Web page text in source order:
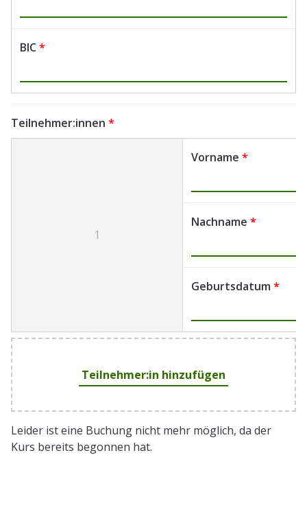
BIC*
Teilnehmer:innen *
1
Vorname *
Nachname *
Geburtsdatum *
Teilnehmer:in hinzufügen
Leider ist eine Buchung nicht mehr möglich, da der
Kurs bereits begonnen hat.